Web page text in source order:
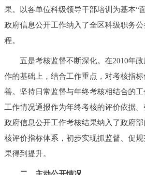
果。以各单位科级领导干部培训为基本“
政府信息公开工作纳入了全区科级职务
程。
五是考核监督不断深化。在2010年政
作的基础上，结合工作重点，对考核指
善。坚持日常监督与年终考核相结合的
工作情况通报作为年终考核的评价依据
政府信息公开工作考核结果纳入了政府
核评价指标体系，初步实现抓监督、促
果得到提升。